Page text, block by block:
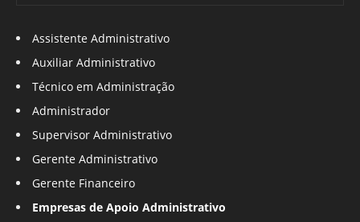
Assistente Administrativo
Auxiliar Administrativo
Técnico em Administração
Administrador
Supervisor Administrativo
Gerente Administrativo
Gerente Financeiro
Empresas de Apoio Administrativo